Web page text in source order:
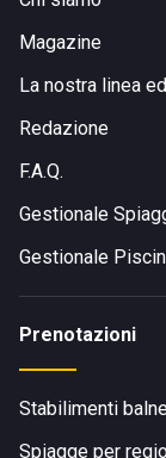
Magazine
La nostra linea
Redazione
F.A.Q.
Gestionale
Gestionale
Prenotazioni
Stabilimenti
Spiagge per